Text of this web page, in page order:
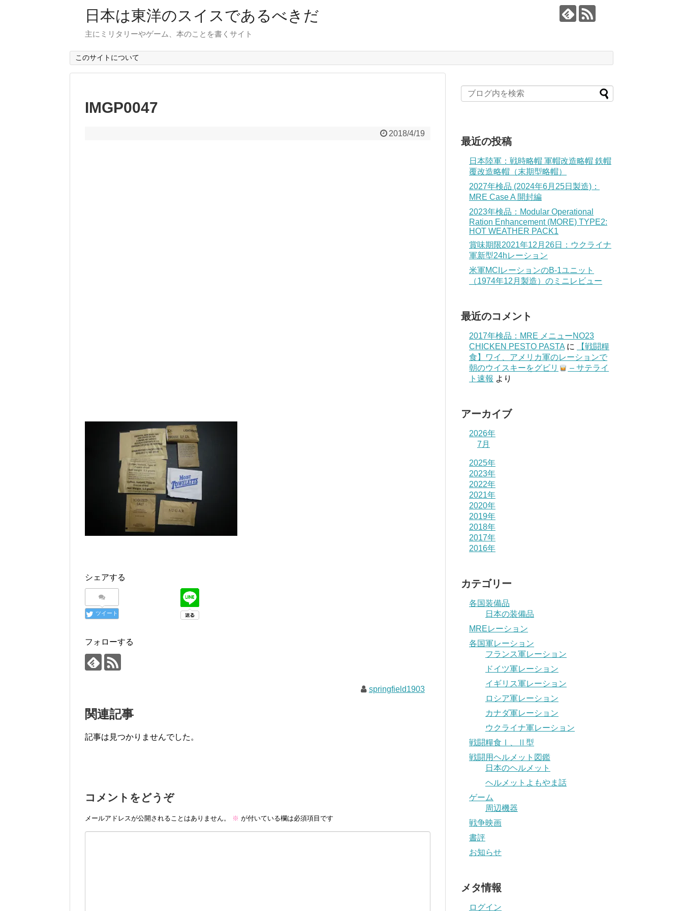
日本は東洋のスイスであるべきだ
主にミリタリーやゲーム、本のことを書くサイト
このサイトについて
IMGP0047
2018/4/19
シェアする
ツイート
フォローする
springfield1903
関連記事
記事は見つかりませんでした。
コメントをどうぞ
メールアドレスが公開されることはありません。 ※ が付いている欄は必須項目です
最近の投稿
日本陸軍：戦時略帽 軍帽改造略帽 鉄帽
覆改造略帽（末期型略帽）
2027年検品 (2024年6月25日製造)：
MRE Case A 開封編
2023年検品：Modular Operational
Ration Enhancement (MORE) TYPE2:
HOT WEATHER PACK1
賞味期限2021年12月26日：ウクライナ
軍新型24hレーション
米軍MCIレーションのB-1ユニット
（1974年12月製造）のミニレビュー
最近のコメント
2017年検品：MRE メニューNO23
CHICKEN PESTO PASTA に
【戦闘糧
食】ワイ、アメリカ軍のレーションで
朝のウイスキーをグビリ
– サテライ
ト速報 より
アーカイブ
2026年
7月
2025年
2023年
2022年
2021年
2020年
2019年
2018年
2017年
2016年
カテゴリー
各国装備品
日本の装備品
MREレーション
各国軍レーション
フランス軍レーション
ドイツ軍レーション
イギリス軍レーション
ロシア軍レーション
カナダ軍レーション
ウクライナ軍レーション
戦闘糧食Ⅰ、Ⅱ型
戦闘用ヘルメット図鑑
日本のヘルメット
ヘルメットよもやま話
ゲーム
周辺機器
戦争映画
書評
お知らせ
メタ情報
ログイン